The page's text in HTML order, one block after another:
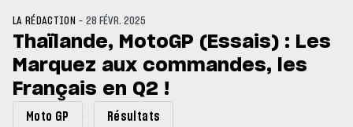
: Horaires et
du GP de Grande-
MOTO GP
LA RÉDACTION -28 FÉVR. 2025
Thaïlande, MotoGP (Essais) : Les
Marquez aux commandes, les
Français en Q2 !
Moto GP Résultats